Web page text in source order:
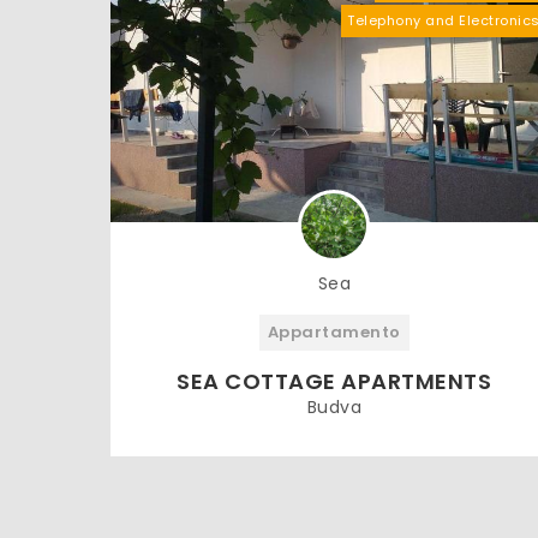
Sea
Appartamento
SEA COTTAGE APARTMENTS
Budva
Telephony and